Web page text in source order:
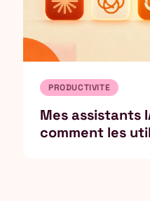
PRODUCTIVITE
Mes assistants
comment les